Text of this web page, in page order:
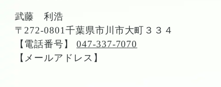
武藤 利浩
〒272-0801千葉県市川市大町３３４
【電話番号】047-337-7070
【メールアドレス】